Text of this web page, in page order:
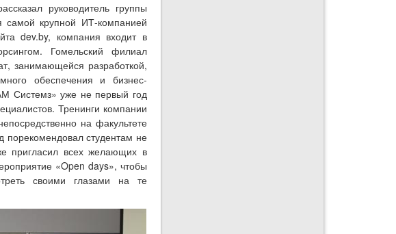
руководитель группы
самой крупной ИТ-компанией
dev.by, компания входит в
Гомельский филиал
занимающейся разработкой,
обеспечения и бизнес-
Системз» уже не первый год
Тренинги компании
на факультете
порекомендовал студентам не
пригласил всех желающих в
«Open days», чтобы
своими глазами на те